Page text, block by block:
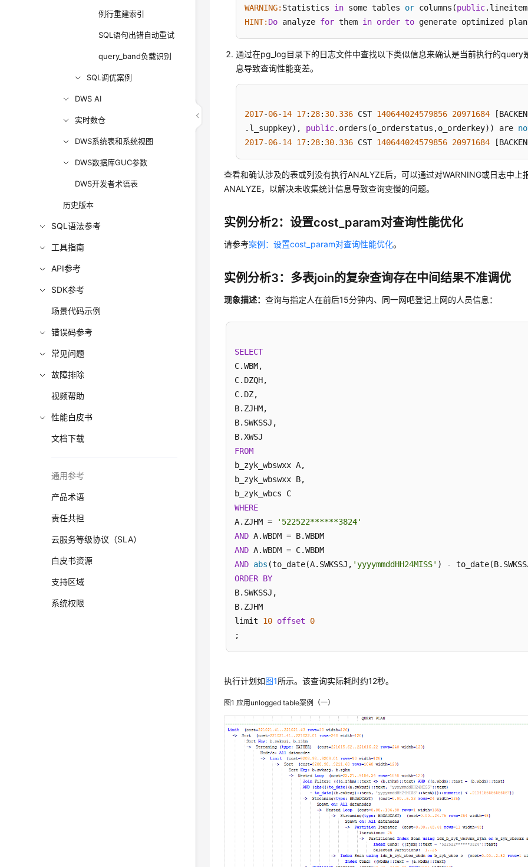
例行重建索引
SQL语句出错自动重试
query_band负载识别
SQL调优案例
DWS AI
实时数仓
DWS系统表和系统视图
DWS数据库GUC参数
DWS开发者术语表
历史版本
SQL语法参考
工具指南
API参考
SDK参考
场景代码示例
错误码参考
常见问题
故障排除
视频帮助
性能白皮书
文档下载
通用参考
产品术语
责任共担
云服务等级协议（SLA）
白皮书资源
支持区域
系统权限
WARNING: Statistics in some tables or columns(public
HINT: Do analyze for them in order to generate optimized
通过在pg_log目录下的日志文件中查找以下类似信息来确认是当前执行的query
息导致查询性能变差。
2017-06-14 17: 28: 30.336 CST 140644024579856 20971684
.l_suppkey), public.orders(o_orderstatus,o_orderkey)) are
2017-06-14 17: 28: 30.336 CST 140644024579856 20971684
查看和确认涉及的表或列没有执行ANALYZE后，可以通过对WARNING或日志中上
ANALYZE，以解决未收集统计信息导致查询变慢的问题。
实例分析2：设置cost_param对查询性能优化
请参考案例：设置cost_param对查询性能优化。
实例分析3：多表join的复杂查询存在中间结果不准调优
现象描述：查询与指定人在前后15分钟内、同一网吧登记上网的人员信息：
SELECT
C.WBM,
C.DZQH,
C.DZ,
B.ZJHM,
B.SWKSSJ,
FROM
b_zyk_wbswxx A,
b_zyk_wbswxx B,
WHERE
A.ZJHM =
'522522******3824'
AND A.WBDM =
AND A.WBDM =
AND abs (to_date(A.SWKSSJ, 'yyyymmddHH24MISS' ) -
ORDER BY
B.SWKSSJ,
B.ZJHM
limit 10 offset
0
执行计划如图1所示。该查询实际耗时约12秒。
图1应用unlogged table案例（一）